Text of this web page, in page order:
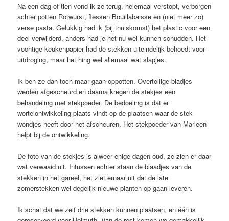
Na een dag of tien vond ik ze terug, helemaal verstopt, verborgen
achter potten Rotwurst, flessen Bouillabaisse en (niet meer zo)
verse pasta. Gelukkig had ik (bij thuiskomst) het plastic voor een
deel verwijderd, anders had je het nu wel kunnen schudden. Het
vochtige keukenpapier had de stekken uiteindelijk behoedt voor
uitdroging, maar het hing wel allemaal wat slapjes.
Ik ben ze dan toch maar gaan oppotten. Overtollige bladjes
werden afgescheurd en daarna kregen de stekjes een
behandeling met stekpoeder. De bedoeling is dat er
wortelontwikkeling plaats vindt op de plaatsen waar de stek
wondjes heeft door het afscheuren. Het stekpoeder van Marleen
helpt bij de ontwikkeling.
De foto van de stekjes is alweer enige dagen oud, ze zien er daar
wat verwaaid uit. Intussen echter staan de blaadjes van de
stekken in het gareel, het ziet ernaar uit dat de late
zomerstekken wel degelijk nieuwe planten op gaan leveren.
Ik schat dat we zelf drie stekken kunnen plaatsen, en één is